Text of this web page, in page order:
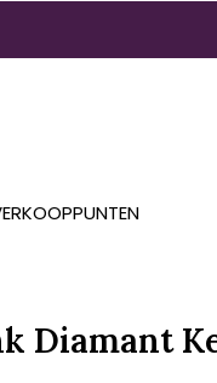
Diamant